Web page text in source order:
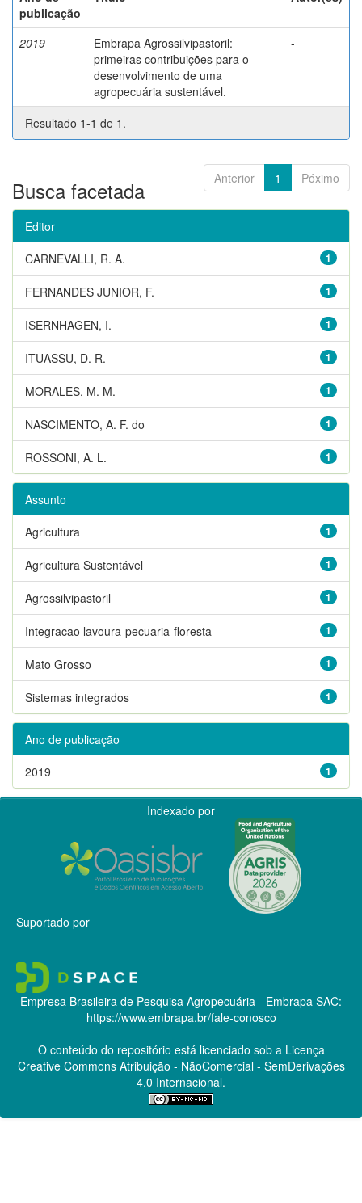
publicação
2019
Embrapa Agrossilvipastoril:
primeiras contribuições para o
desenvolvimento de uma
agropecuária sustentável.
-
Resultado 1-1 de 1.
Anterior 1 Póximo
Busca facetada
Editor
1
CARNEVALLI, R. A.
1
FERNANDES JUNIOR, F.
1
ISERNHAGEN, I.
1
ITUASSU, D. R.
1
MORALES, M. M.
1
NASCIMENTO, A. F. do
1
ROSSONI, A. L.
Assunto
1
Agricultura
1
Agricultura Sustentável
1
Agrossilvipastoril
1
Integracao lavoura-pecuaria-floresta
1
Mato Grosso
1
Sistemas integrados
Ano de publicação
1
2019
Indexado por
Suportado por
Empresa Brasileira de Pesquisa Agropecuária - Embrapa SAC:
https://www.embrapa.br/fale-conosco
O conteúdo do repositório está licenciado sob a Licença
Creative CommonsAtribuição - NãoComercial - SemDerivações
4.0 Internacional.